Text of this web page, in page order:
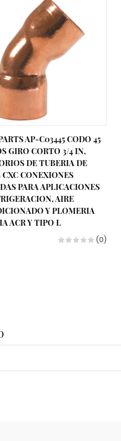
AP-C03445 CODO 45
GIRO CORTO 3/4 IN,
DE TUBERIA DE
CXC CONEXIONES
PARA APLICACIONES
AIRE
Y PLOMERIA
ACR Y TIPO L
(0)